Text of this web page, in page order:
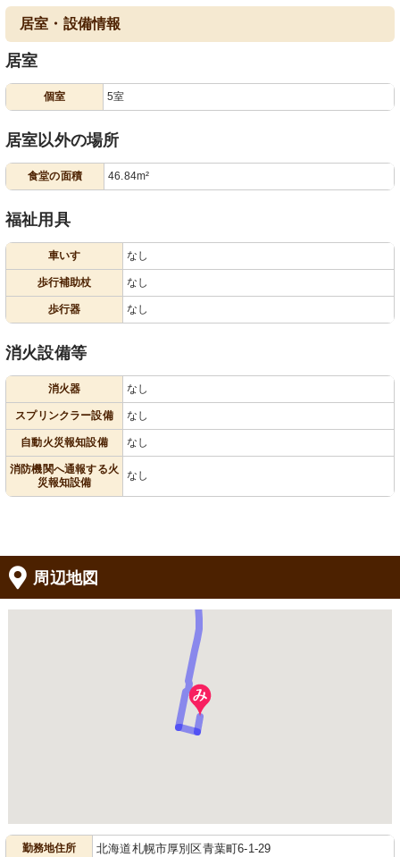
居室・設備情報
居室
個室 5室
居室以外の場所
食堂の面積 46.84m²
福祉用具
車いす なし
歩行補助杖 なし
歩行器 なし
消火設備等
消火器 なし
スプリンクラー設備 なし
自動火災報知設備 なし
消防機関へ通報する火
災報知設備
なし
周辺地図
勤務地住所 北海道札幌市厚別区青葉町6-1-29